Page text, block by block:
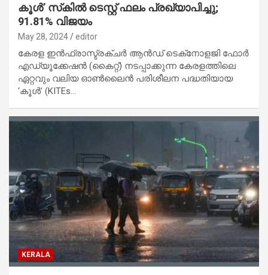
കൂൾ’ സ്‌കിൽ ടെസ്റ്റ് ഫലം പ്രഖ്യാപിച്ചു;
91.81% വിജയം
May 28, 2024 editor
കേരള ഇൻഫ്രാസ്ട്രക്ചർ ആൻഡ് ടെക്‌നോളജി ഫോർ
എഡ്യൂക്കേഷൻ (കൈറ്റ്) നടപ്പാക്കുന്ന കേരളത്തിലെ
ഏറ്റവും വലിയ ഓൺലൈൻ പരിശീലന പദ്ധതിയായ
‘കൂൾ’ (KITEs…
KERALA